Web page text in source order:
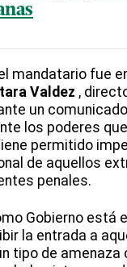
mandatario fue
Valdez ,
un
los poderes
permitido
de aquellos
penales.
Gobierno está
la entrada a
tipo de amenaza